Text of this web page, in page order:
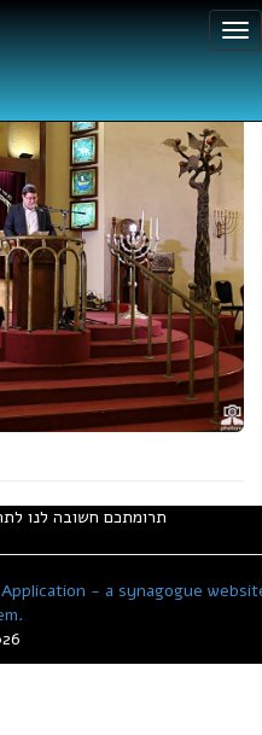
תרומתכם חשובה לנו
- a synagogue